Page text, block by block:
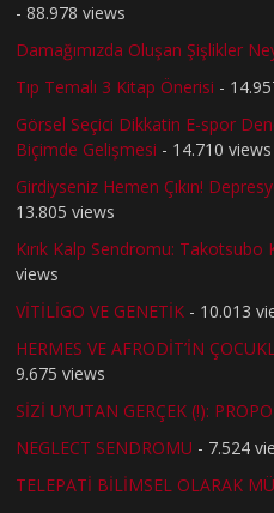
- 88.978 views
Damağımızda Oluşan Şişlikler
Tıp Temalı 3 Kitap Önerisi -
Görsel Seçici Dikkatin E-spor
Biçimde Gelişmesi - 14.710 views
Girdiyseniz Hemen Çıkın!
13.805 views
Kırık Kalp Sendromu:
views
VİTİLİGO VE GENETİK - 10.013
HERMES VE AFRODİT’İN
9.675 views
SİZİ UYUTAN GERÇEK (!):
NEGLECT SENDROMU - 7.524
TELEPATİ BİLİMSEL OLARAK